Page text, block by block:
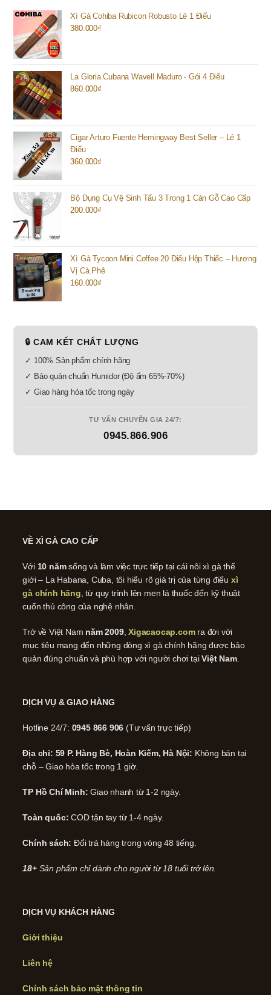
Xì Gà Cohiba Rubicon Robusto Lẻ 1 Điếu
380.000₫
La Gloria Cubana Wavell Maduro - Gói 4 Điếu
860.000₫
Cigar Arturo Fuente Hemingway Best Seller – Lẻ 1
Điếu
360.000₫
Bộ Dụng Cụ Vệ Sinh Tẩu 3 Trong 1 Cán Gỗ Cao Cấp
200.000₫
Xì Gà Tycoon Mini Coffee 20 Điếu Hộp Thiếc – Hương
Vị Cà Phê
160.000₫
🔒 CAM KẾT CHẤT LƯỢNG
✓ 100% Sản phẩm chính hãng
✓ Bảo quản chuẩn Humidor (Độ ẩm 65%-70%)
✓ Giao hàng hỏa tốc trong ngày
TƯ VẤN CHUYÊN GIA 24/7:
0945.866.906
VỀ XÌ GÀ CAO CẤP
Với 10 nămsống và làm việc trực tiếp tại cái nôi xì gà thế
giới – La Habana, Cuba, tôi hiểu rõ giá trị của từng điếu xì
gà chính hãng , từ quy trình lên men lá thuốc đến kỹ thuật
cuốn thủ công của nghệ nhân.
Trở về Việt Nam năm 2009,Xigacaocap.comra đời với
mục tiêu mang đến những dòng xì gà chính hãng được bảo
quản đúng chuẩn và phù hợp với người chơi tạiViệt Nam.
DỊCH VỤ & GIAO HÀNG
Hotline 24/7: 0945 866 906 (Tư vấn trực tiếp)
Địa chỉ: 59 P. Hàng Bè, Hoàn Kiếm, Hà Nội: Không bán tại
chỗ – Giao hỏa tốc trong 1 giờ.
TP Hồ Chí Minh: Giao nhanh từ 1-2 ngày.
Toàn quốc: COD tận tay từ 1-4 ngày.
Chính sách: Đổi trả hàng trong vòng 48 tiếng.
18+ Sản phẩm chỉ dành cho người từ 18 tuổi trở lên.
DỊCH VỤ KHÁCH HÀNG
Giới thiệu
Liên hệ
Chính sách bảo mật thông tin